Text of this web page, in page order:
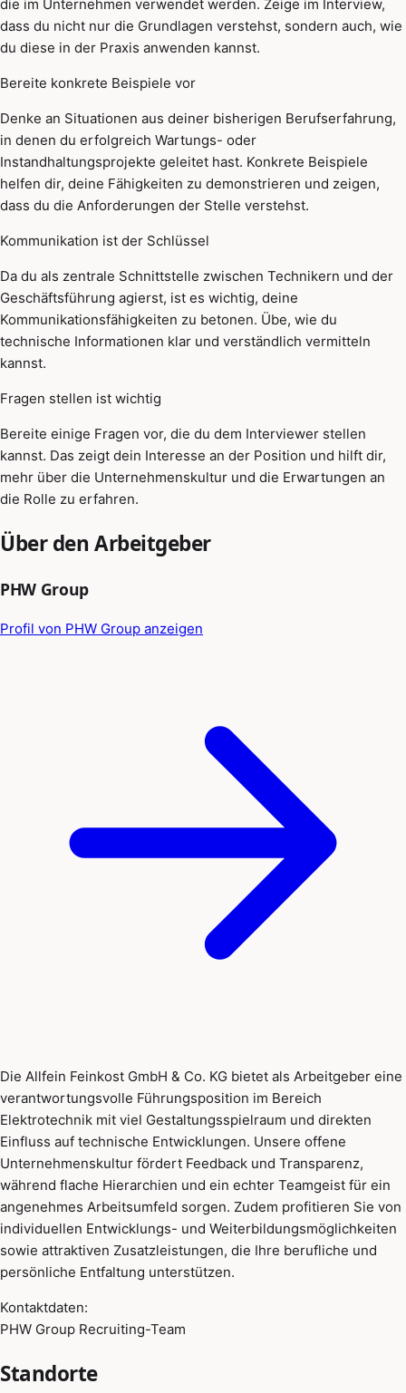
die im Unternehmen verwendet werden. Zeige im Interview,
dass du nicht nur die Grundlagen verstehst, sondern auch, wie
du diese in der Praxis anwenden kannst.
Bereite konkrete Beispiele vor
Denke an Situationen aus deiner bisherigen Berufserfahrung,
in denen du erfolgreich Wartungs- oder
Instandhaltungsprojekte geleitet hast. Konkrete Beispiele
helfen dir, deine Fähigkeiten zu demonstrieren und zeigen,
dass du die Anforderungen der Stelle verstehst.
Kommunikation ist der Schlüssel
Da du als zentrale Schnittstelle zwischen Technikern und der
Geschäftsführung agierst, ist es wichtig, deine
Kommunikationsfähigkeiten zu betonen. Übe, wie du
technische Informationen klar und verständlich vermitteln
kannst.
Fragen stellen ist wichtig
Bereite einige Fragen vor, die du dem Interviewer stellen
kannst. Das zeigt dein Interesse an der Position und hilft dir,
mehr über die Unternehmenskultur und die Erwartungen an
die Rolle zu erfahren.
Über den Arbeitgeber
PHW Group
Profil von PHW Group anzeigen
Die Allfein Feinkost GmbH & Co. KG bietet als Arbeitgeber eine
verantwortungsvolle Führungsposition im Bereich
Elektrotechnik mit viel Gestaltungsspielraum und direkten
Einfluss auf technische Entwicklungen. Unsere offene
Unternehmenskultur fördert Feedback und Transparenz,
während flache Hierarchien und ein echter Teamgeist für ein
angenehmes Arbeitsumfeld sorgen. Zudem profitieren Sie von
individuellen Entwicklungs- und Weiterbildungsmöglichkeiten
sowie attraktiven Zusatzleistungen, die Ihre berufliche und
persönliche Entfaltung unterstützen.
Kontaktdaten:
PHW Group Recruiting-Team
Standorte